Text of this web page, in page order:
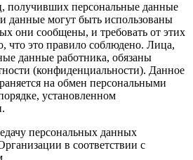
получивших персональные данные
данные могут быть использованы
они сообщены, и требовать от этих
что это правило соблюдено. Лица,
данные работника, обязаны
(конфиденциальности). Данное
на обмен персональными
установленном
персональных данных
в соответствии с